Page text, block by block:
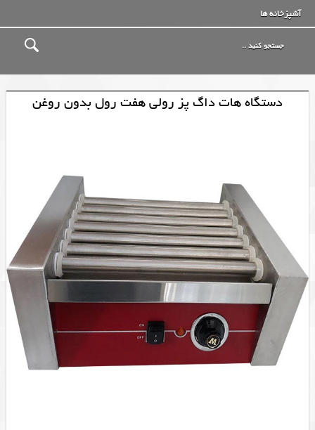
آشپزخانه ها
دستگاه هات داگ پز رولی هفت رول بدون روغن